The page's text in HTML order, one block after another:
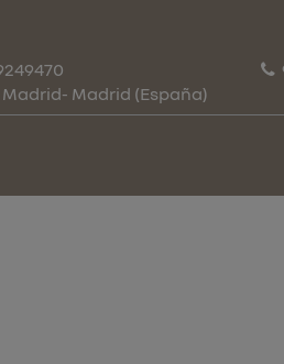
Madrid- Madrid (España)